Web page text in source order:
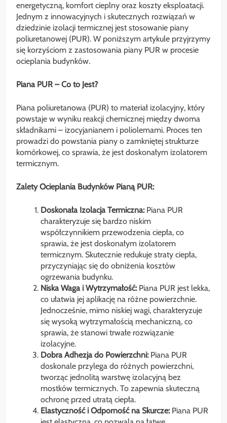
energetyczną, komfort cieplny oraz koszty eksploatacji.
Jednym z innowacyjnych i skutecznych rozwiązań w
dziedzinie izolacji termicznej jest stosowanie piany
poliuretanowej (PUR). W poniższym artykule przyjrzymy
się korzyściom z zastosowania piany PUR w procesie
ocieplania budynków.
Piana PUR – Co to Jest?
Piana poliuretanowa (PUR) to materiał izolacyjny, który
powstaje w wyniku reakcji chemicznej między dwoma
składnikami – izocyjanianem i poliolemami. Proces ten
prowadzi do powstania piany o zamkniętej strukturze
komórkowej, co sprawia, że jest doskonałym izolatorem
termicznym.
Zalety Ocieplania Budynków Pianą PUR:
Doskonała Izolacja Termiczna:Piana PUR
charakteryzuje się bardzo niskim
współczynnikiem przewodzenia ciepła, co
sprawia, że jest doskonałym izolatorem
termicznym. Skutecznie redukuje straty ciepła,
przyczyniając się do obniżenia kosztów
ogrzewania budynku.
Niska Waga i Wytrzymałość:Piana PUR jest lekka,
co ułatwia jej aplikację na różne powierzchnie.
Jednocześnie, mimo niskiej wagi, charakteryzuje
się wysoką wytrzymałością mechaniczną, co
sprawia, że stanowi trwałe rozwiązanie
izolacyjne.
Dobra Adhezja do Powierzchni:Piana PUR
doskonale przylega do różnych powierzchni,
tworząc jednolitą warstwę izolacyjną bez
mostków termicznych. To zapewnia skuteczną
ochronę przed utratą ciepła.
Elastyczność i Odporność na Skurcze:Piana PUR